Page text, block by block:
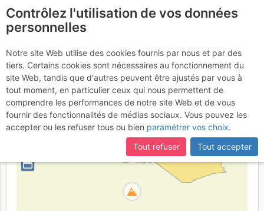
Dent du Salantin
Suisse Valais Haut Giffre - Aiguilles Rouges - Fiz
+
–
Contrôlez l'utilisation de vos données
personnelles
Notre site Web utilise des cookies fournis par nous et par des
tiers. Certains cookies sont nécessaires au fonctionnement du
site Web, tandis que d'autres peuvent être ajustés par vous à
tout moment, en particulier ceux qui nous permettent de
comprendre les performances de notre site Web et de vous
fournir des fonctionnalités de médias sociaux. Vous pouvez les
accepter ou les refuser tous ou bien paramétrer vos choix.
Tout refuser
Tout accepter